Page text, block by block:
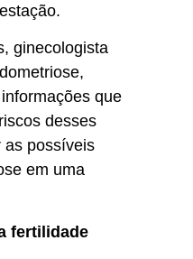
ginecologista
que
desses
as possíveis
em uma
fertilidade